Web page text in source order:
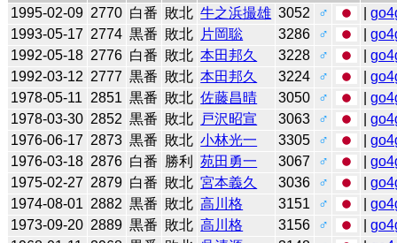
1995-02-09 2770 白番 敗北 牛之浜撮雄 3052 ♂ |
1993-05-17 2774 黒番 敗北 片岡聡 3286 ♂ |
1992-05-18 2776 白番 敗北 本田邦久 3228 ♂ |
1992-03-12 2777 黒番 敗北 本田邦久 3224 ♂ |
1978-05-11
2851 黒番 敗北 佐藤昌晴 3050 ♂ |
1978-03-30 2852 黒番 敗北 戸沢昭宣 3063 ♂ |
1976-06-17 2873 黒番 敗北 小林光一 3305 ♂ |
1976-03-18 2876 白番 勝利 苑田勇一 3067 ♂ |
1975-02-27 2879 白番 敗北 宮本義久 3036 ♂ |
1974-08-01 2882 黒番 敗北 高川格 3151 ♂ |
1973-09-20 2889 黒番 敗北 高川格 3156 ♂ |